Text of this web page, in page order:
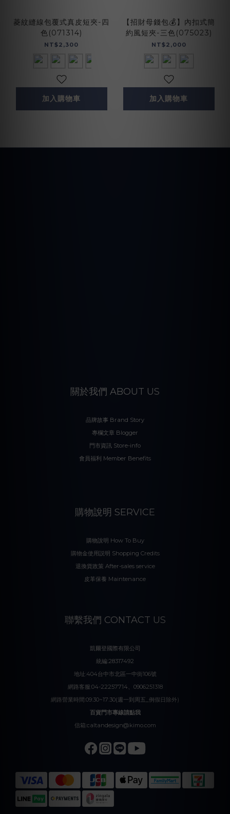
菱紋縫線包覆式真皮短夾-四
色(071314)
NT$2,300
加入購物車
【招財母錢包💰】內扣式簡
約風短夾-三色(075023)
NT$2,000
加入購物車
關於我們 ABOUT US
品牌故事 Brand Story
專欄文章 Blogger
門市資訊 Store-info
會員福利 Member Benefits
購物說明 SERVICE
購物說明 How To Buy
購物金使用説明 Shopping Credits
退換貨政策 After-sales service
皮革保養 Maintenance
聯繫我們 CONTACT US
凱爾登國際有限公司
統編:28317492
地址:404台中市北區一中街106號
網路客服:04-22257714、0906251318
網路營業時間:09:30~17:30(週一到周五_例假日除外)
百貨門市專線請點我
信箱:caltandesign@kimo.com